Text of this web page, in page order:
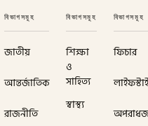
বিভাগসমূহ
জাতীয়
আন্তর্জাতিক
রাজনীতি
বিভাগসমূহ
শিক্ষা
ও
সাহিত্য
স্বাস্থ্য
বিভাগসমূহ
ফিচার